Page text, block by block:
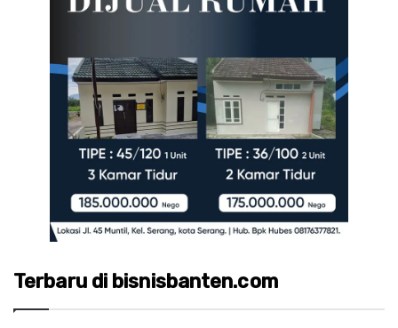
Terbaru di bisnisbanten.com